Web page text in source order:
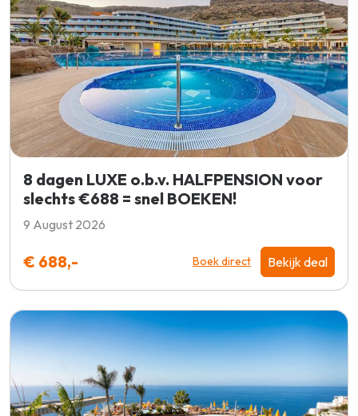
8 dagen LUXE o.b.v. HALFPENSION voor
slechts €688 = snel BOEKEN!
9 August 2026
€ 688,- Boek direct Bekijk deal